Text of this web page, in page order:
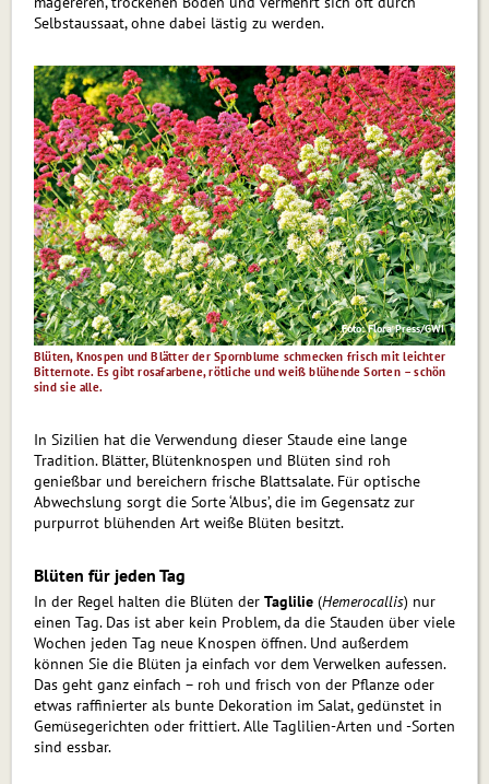
Selbstaussaat, ohne dabei lästig zu werden.
Foto: Flora Press/GWI
Blüten, Knospen und Blätter der Spornblume schmecken frisch mit leichter
Bitternote. Es gibt rosafarbene, rötliche und weiß blühende Sorten – schön
sind sie alle.
In Sizilien hat die Verwendung dieser Staude eine lange
Tradition. Blätter, Blütenknospen und Blüten sind roh
genießbar und bereichern frische Blattsalate. Für optische
Abwechslung sorgt die Sorte ‘Albus’, die im Gegensatz zur
purpurrot blühenden Art weiße Blüten besitzt.
Blüten für jeden Tag
In der Regel halten die Blüten der Taglilie (Hemerocallis) nur
einen Tag. Das ist aber kein Problem, da die Stauden über viele
Wochen jeden Tag neue Knospen öffnen. Und außerdem
können Sie die Blüten ja einfach vor dem Verwelken aufessen.
Das geht ganz einfach – roh und frisch von der Pflanze oder
etwas raffinierter als bunte Dekoration im Salat, gedünstet in
Gemüsegerichten oder frittiert. Alle Taglilien-Arten und -Sorten
sind essbar.